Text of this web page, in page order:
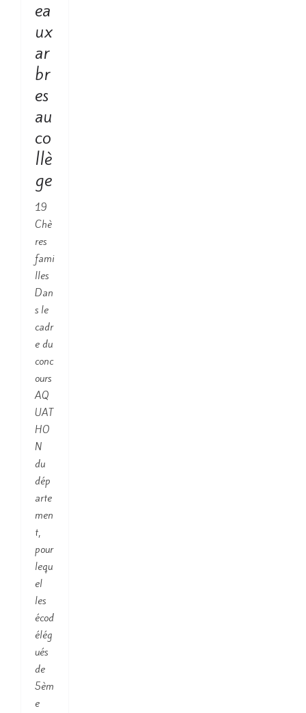
ea
ux
ar
br
es
au
co
llè
ge
19
Chè
res
fami
lles
Dan
s le
cadr
e du
conc
ours
AQ
UAT
HO
N
du
dép
arte
men
t,
pour
lequ
el
les
écod
élég
ués
de
5èm
e